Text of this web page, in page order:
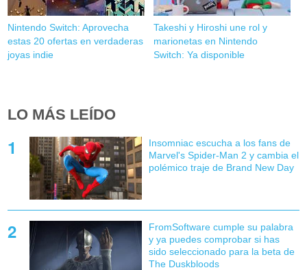
Nintendo Switch: Aprovecha
estas 20 ofertas en verdaderas
joyas indie
Takeshi y Hiroshi une rol y
marionetas en Nintendo
Switch: Ya disponible
LO MÁS LEÍDO
Insomniac escucha a los fans de
Marvel's Spider-Man 2 y cambia el
polémico traje de Brand New Day
FromSoftware cumple su palabra
y ya puedes comprobar si has
sido seleccionado para la beta de
The Duskbloods